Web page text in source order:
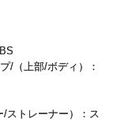
/（上部/ボディ）：
/ストレーナー）：ス